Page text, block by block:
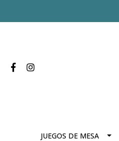
JUEGOS DE MESA